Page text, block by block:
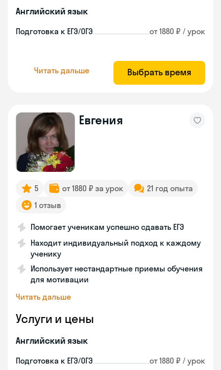
Английский язык
Подготовка к ЕГЭ/ОГЭ от 1880 ₽ / урок
Читать дальше Выбрать время
Евгения
5 от 1880 ₽ за урок
21 год опыта
1 отзыв
Помогает ученикам успешно сдавать ЕГЭ
Находит индивидуальный подход к каждому
ученику
Использует нестандартные приемы обучения
для мотивации
Читать дальше
Услуги и цены
Английский язык
Подготовка к ЕГЭ/ОГЭ от 1880 ₽ / урок